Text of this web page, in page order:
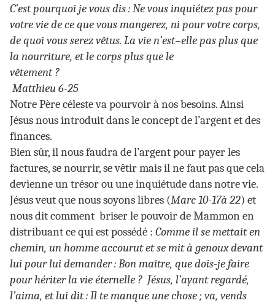
C’est pourquoi je vous dis : Ne vous inquiétez pas pour
votre vie de ce que vous mangerez, ni pour votre corps,
de quoi vous serez vêtus. La vie n’est–elle pas plus que
la nourriture, et le corps plus que le
vêtement ?
Matthieu 6-25
Notre Père céleste va pourvoir à nos besoins. Ainsi
Jésus nous introduit dans le concept de l’argent et des
finances.
Bien sûr, il nous faudra de l’argent pour payer les
factures, se nourrir, se vêtir mais il ne faut pas que cela
devienne un trésor ou une inquiétude dans notre vie.
Jésus veut que nous soyons libres (Marc 10-17à 22) et
nous dit comment briser le pouvoir de Mammon en
distribuant ce qui est possédé : Comme il se mettait en
chemin, un homme accourut et se mit à genoux devant
lui pour lui demander : Bon maître, que dois-je faire
pour hériter la vie éternelle ? Jésus, l’ayant regardé,
l’aima, et lui dit : Il te manque une chose ; va, vends